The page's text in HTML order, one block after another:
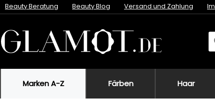
Beauty Beratung Beauty Blog Versand und Zahlung
Marken A-Z Färben Haar